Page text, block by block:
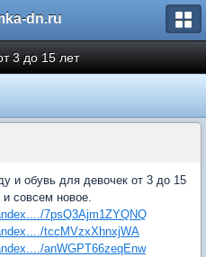
dn.ru
3 до 15 лет
и обувь для девочек от 3 до 15
совсем новое.
7psQ3Ajm1ZYQNQ
tccMVzxXhnxjWA
anWGPT66zeqEnw